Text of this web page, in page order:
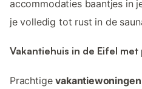
accommodaties baantjes in
je volledig tot rust in de
Vakantiehuis in de Eifel
Prachtige